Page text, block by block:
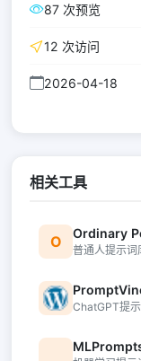
87 次预览
12 次访问
2026-04-18
相关工具
O Ordinary
普通人提示词
ChatGPT提